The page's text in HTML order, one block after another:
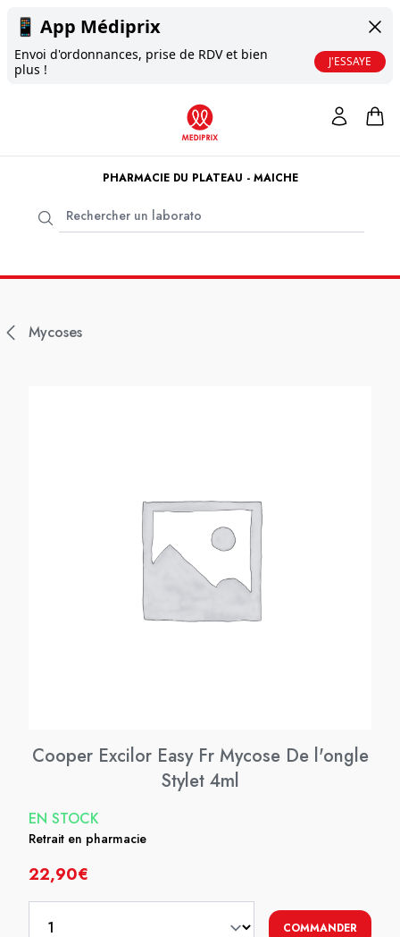
📱 App Médiprix
Envoi d'ordonnances, prise de RDV et bien
plus !
J'ESSAYE
PHARMACIE DU PLATEAU - MAICHE
Mycoses
Cooper Excilor Easy Fr Mycose De l'ongle
Stylet 4ml
EN STOCK
Retrait en pharmacie
22,90€
COMMANDER